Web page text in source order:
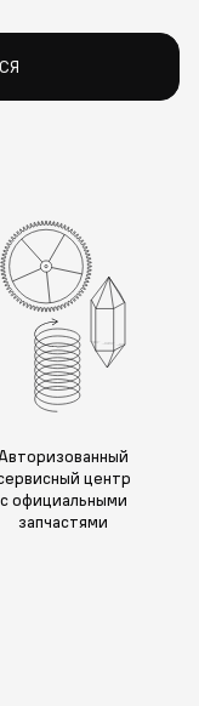
центр
с официальными
запчастями